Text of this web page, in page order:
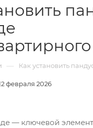
— Как установить
2 февраля 2026
— ключевой элемент